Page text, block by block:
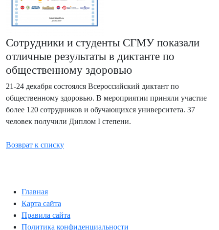
Сотрудники и студенты СГМУ показали
отличные результаты в диктанте по
общественному здоровью
21-24 декабря состоялся Всероссийский диктант по
общественному здоровью. В мероприятии приняли участие
более 120 сотрудников и обучающихся университета. 37
человек получили Диплом I степени.
Возврат к списку
Главная
Карта сайта
Правила сайта
Политика конфиденциальности